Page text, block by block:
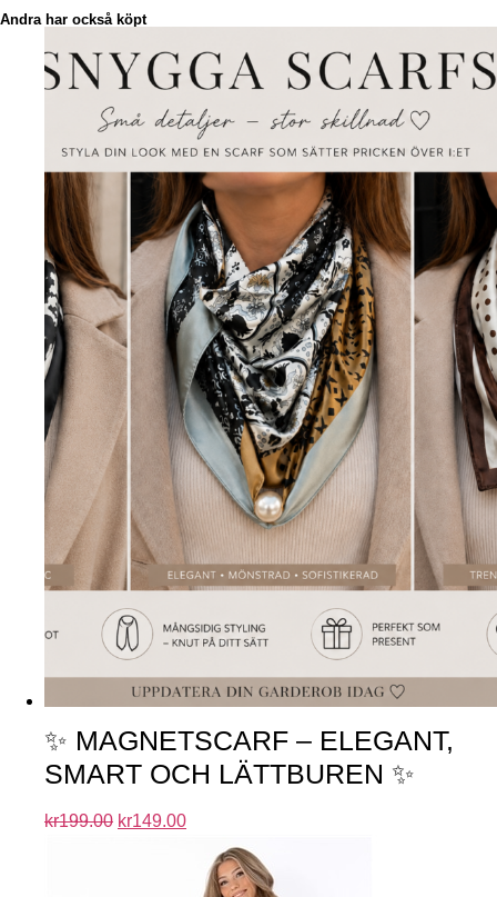
Andra har också köpt
✨ MAGNETSCARF – ELEGANT,
SMART OCH LÄTTBUREN ✨
kr199.00 kr149.00